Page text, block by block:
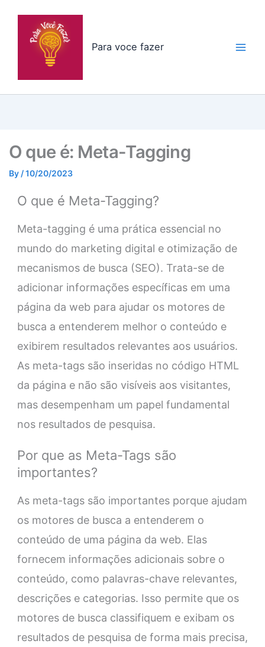
Para voce fazer
O que é: Meta-Tagging
By /10/20/2023
O que é Meta-Tagging?
Meta-tagging é uma prática essencial no
mundo do marketing digital e otimização de
mecanismos de busca (SEO). Trata-se de
adicionar informações específicas em uma
página da web para ajudar os motores de
busca a entenderem melhor o conteúdo e
exibirem resultados relevantes aos usuários.
As meta-tags são inseridas no código HTML
da página e não são visíveis aos visitantes,
mas desempenham um papel fundamental
nos resultados de pesquisa.
Por que as Meta-Tags são
importantes?
As meta-tags são importantes porque ajudam
os motores de busca a entenderem o
conteúdo de uma página da web. Elas
fornecem informações adicionais sobre o
conteúdo, como palavras-chave relevantes,
descrições e categorias. Isso permite que os
motores de busca classifiquem e exibam os
resultados de pesquisa de forma mais precisa,